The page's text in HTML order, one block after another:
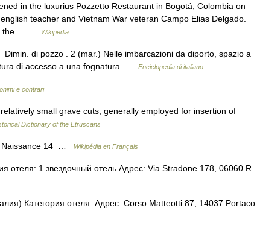
in the luxurius Pozzetto Restaurant in Bogotá, Colombia on
teacher and Vietnam War veteran Campo Elias Delgado.
the… …
Wikipedia
di pozzo . 2 (mar.) Nelle imbarcazioni da diporto, spazio a
di accesso a una fognatura …
Enciclopedia di italiano
e contrari
small grave cuts, generally employed for insertion of
Dictionary of the Etruscans
Naissance 14 … Wikipédia en Français
отеля: 1 звездочный отель Адрес: Via Stradone 178, 06060 R
Категория отеля: Адрес: Corso Matteotti 87, 14037 Portaco